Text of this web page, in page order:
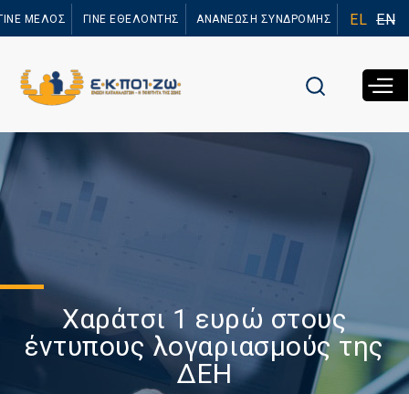
προς το
ΜΕΛΟΣ ΓΙΝΕ ΕΘΕΛΟΝΤΗΣ ΑΝΑΝΕΩΣΗ ΣΥΝΔΡΟΜΗΣ EL EN
Χαράτσι 1 ευρώ στους
έντυπους λογαριασμούς της
ΔΕΗ